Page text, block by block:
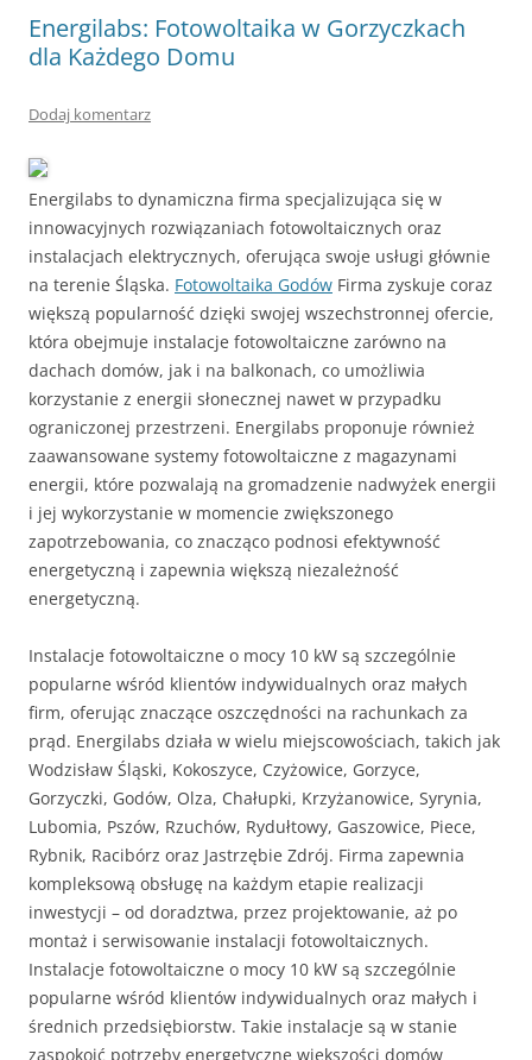
Energilabs: Fotowoltaika w Gorzyczkach
dla Każdego Domu
Dodaj komentarz
Energilabs to dynamiczna firma specjalizująca się w
innowacyjnych rozwiązaniach fotowoltaicznych oraz
instalacjach elektrycznych, oferująca swoje usługi głównie
na terenie Śląska. Fotowoltaika Godów Firma zyskuje coraz
większą popularność dzięki swojej wszechstronnej ofercie,
która obejmuje instalacje fotowoltaiczne zarówno na
dachach domów, jak i na balkonach, co umożliwia
korzystanie z energii słonecznej nawet w przypadku
ograniczonej przestrzeni. Energilabs proponuje również
zaawansowane systemy fotowoltaiczne z magazynami
energii, które pozwalają na gromadzenie nadwyżek energii
i jej wykorzystanie w momencie zwiększonego
zapotrzebowania, co znacząco podnosi efektywność
energetyczną i zapewnia większą niezależność
energetyczną.
Instalacje fotowoltaiczne o mocy 10 kW są szczególnie
popularne wśród klientów indywidualnych oraz małych
firm, oferując znaczące oszczędności na rachunkach za
prąd. Energilabs działa w wielu miejscowościach, takich jak
Wodzisław Śląski, Kokoszyce, Czyżowice, Gorzyce,
Gorzyczki, Godów, Olza, Chałupki, Krzyżanowice, Syrynia,
Lubomia, Pszów, Rzuchów, Rydułtowy, Gaszowice, Piece,
Rybnik, Racibórz oraz Jastrzębie Zdrój. Firma zapewnia
kompleksową obsługę na każdym etapie realizacji
inwestycji – od doradztwa, przez projektowanie, aż po
montaż i serwisowanie instalacji fotowoltaicznych.
Instalacje fotowoltaiczne o mocy 10 kW są szczególnie
popularne wśród klientów indywidualnych oraz małych i
średnich przedsiębiorstw. Takie instalacje są w stanie
zaspokoić potrzeby energetyczne większości domów